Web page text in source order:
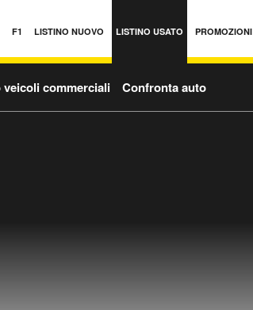
F1 LISTINO NUOVO LISTINO USATO PROMOZIONI
veicoli commerciali Confronta auto